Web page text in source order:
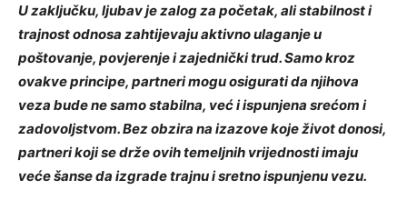
U zaključku, ljubav je zalog za početak, ali stabilnost i
trajnost odnosa zahtijevaju aktivno ulaganje u
poštovanje, povjerenje i zajednički trud. Samo kroz
ovakve principe, partneri mogu osigurati da njihova
veza bude ne samo stabilna, već i ispunjena srećom i
zadovoljstvom. Bez obzira na izazove koje život donosi,
partneri koji se drže ovih temeljnih vrijednosti imaju
veće šanse da izgrade trajnu i sretno ispunjenu vezu.